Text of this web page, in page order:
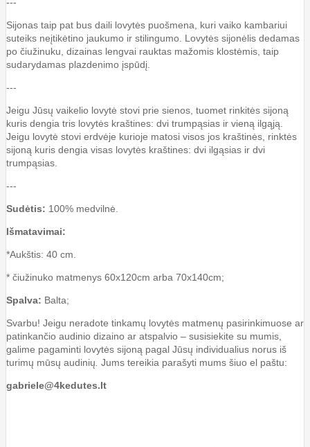
Sijonas taip pat bus daili lovytės puošmena, kuri vaiko kambariui
suteiks neįtikėtino jaukumo ir stilingumo. Lovytės sijonėlis dedamas
po čiužinuku, dizainas lengvai rauktas mažomis klostėmis, taip
sudarydamas plazdenimo įspūdį.
---
Jeigu Jūsų vaikelio lovytė stovi prie sienos, tuomet rinkitės sijoną
kuris dengia tris lovytės kraštines: dvi trumpąsias ir vieną ilgąją.
Jeigu lovytė stovi erdvėje kurioje matosi visos jos kraštinės, rinktės
sijoną kuris dengia visas lovytės kraštines: dvi ilgąsias ir dvi
trumpąsias.
---
Sudėtis: 100% medvilnė.
Išmatavimai:
*Aukštis: 40 cm.
* čiužinuko matmenys 60x120cm arba 70x140cm;
Spalva: Balta;
Svarbu! Jeigu neradote tinkamų lovytės matmenų pasirinkimuose ar
patinkančio audinio dizaino ar atspalvio – susisiekite su mumis,
galime pagaminti lovytės sijoną pagal Jūsų individualius norus iš
turimų mūsų audinių Jums tereikia parašyti mums šiuo el paštu:
gabriele@4kedutes.lt